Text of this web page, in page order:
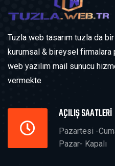
Tuzla web tasarım tuzla da
kurumsal & bireysel
web yazılım mail sunucu
vermekte
AÇILIŞ SAATLERİ
Pazartesi -
Pazar- Kapalı